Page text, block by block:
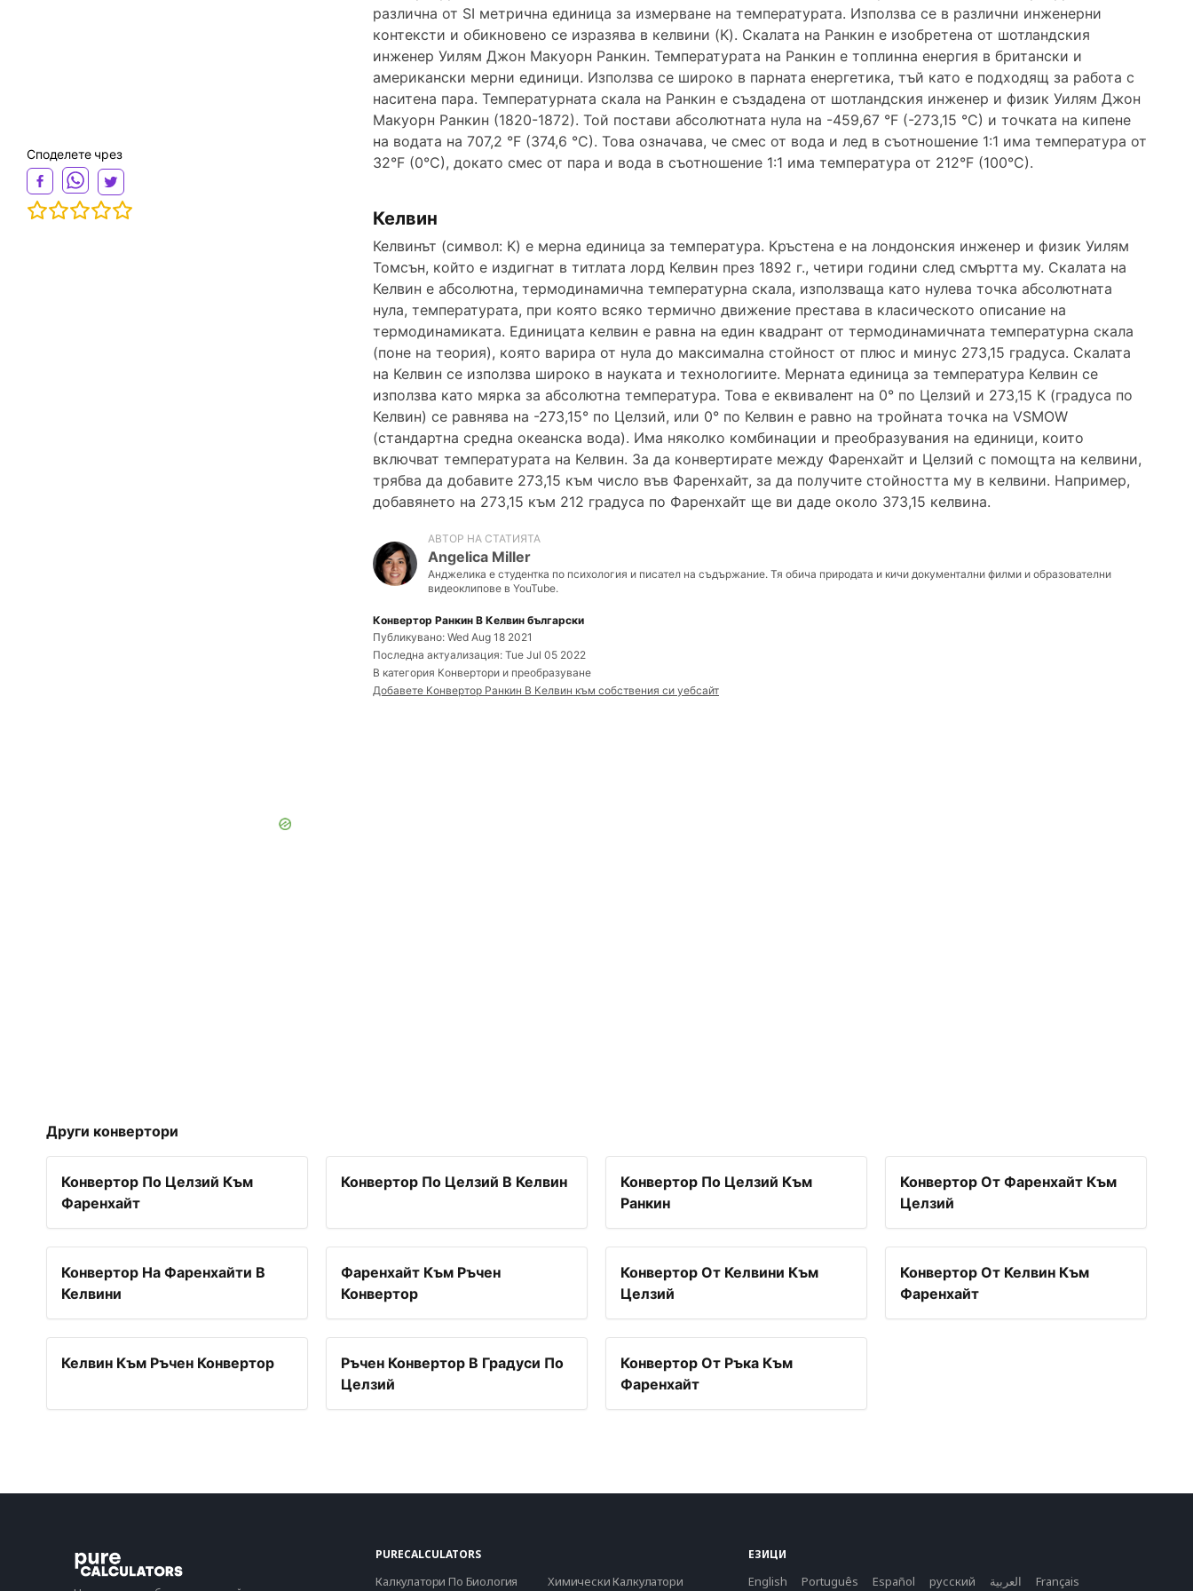
Споделете чрез
e
o
различна от SI метрична единица за измерване на температурата. Използва се в различни инженерни
контексти и обикновено се изразява в келвини (K). Скалата на Ранкин е изобретена от шотландския
инженер Уилям Джон Макуорн Ранкин. Температурата на Ранкин е топлинна енергия в британски и
американски мерни единици. Използва се широко в парната енергетика, тъй като е подходящ за работа с
наситена пара. Температурната скала на Ранкин е създадена от шотландския инженер и физик Уилям Джон
Макуорн Ранкин (1820-1872). Той постави абсолютната нула на -459,67 °F (-273,15 °C) и точката на кипене
на водата на 707,2 °F (374,6 °C). Това означава, че смес от вода и лед в съотношение 1:1 има температура от
32°F (0°C), докато смес от пара и вода в съотношение 1:1 има температура от 212°F (100°C).
Келвин
Келвинът (символ: K) е мерна единица за температура. Кръстена е на лондонския инженер и физик Уилям
Томсън, който е издигнат в титлата лорд Келвин през 1892 г., четири години след смъртта му. Скалата на
Келвин е абсолютна, термодинамична температурна скала, използваща като нулева точка абсолютната
нула, температурата, при която всяко термично движение престава в класическото описание на
термодинамиката. Единицата келвин е равна на един квадрант от термодинамичната температурна скала
(поне на теория), която варира от нула до максимална стойност от плюс и минус 273,15 градуса. Скалата
на Келвин се използва широко в науката и технологиите. Мерната единица за температура Келвин се
използва като мярка за абсолютна температура. Това е еквивалент на 0° по Целзий и 273,15 К (градуса по
Келвин) се равнява на -273,15° по Целзий, или 0° по Келвин е равно на тройната точка на VSMOW
(стандартна средна океанска вода). Има няколко комбинации и преобразувания на единици, които
включват температурата на Келвин. За да конвертирате между Фаренхайт и Целзий с помощта на келвини,
трябва да добавите 273,15 към число във Фаренхайт, за да получите стойността му в келвини. Например,
добавянето на 273,15 към 212 градуса по Фаренхайт ще ви даде около 373,15 келвина.
АВТОР НА СТАТИЯТА
Angelica Miller
Анджелика е студентка по психология и писател на съдържание. Тя обича природата и кичи документални филми и образователни
видеоклипове в YouTube.
Конвертор Ранкин В Келвин български
Публикувано: Wed Aug 18 2021
Последна актуализация: Tue Jul 05 2022
В категория Конвертори и преобразуване
Добавете Конвертор Ранкин В Келвин към собствения си уебсайт
Други конвертори
Конвертор По Целзий Към
Фаренхайт
Конвертор По Целзий В Келвин
Конвертор По Целзий Към
Ранкин
Конвертор От Фаренхайт Към
Целзий
Конвертор На Фаренхайти В
Келвини
Фаренхайт Към Ръчен
Конвертор
Конвертор От Келвини Към
Целзий
Конвертор От Келвин Към
Фаренхайт
Келвин Към Ръчен Конвертор
Ръчен Конвертор В Градуси По
Целзий
Конвертор От Ръка Към
Фаренхайт
PURECALCULATORS
Калкулатори По Биология Химически Калкулатори
ЕЗИЦИ
English Português Español русский العربية Français